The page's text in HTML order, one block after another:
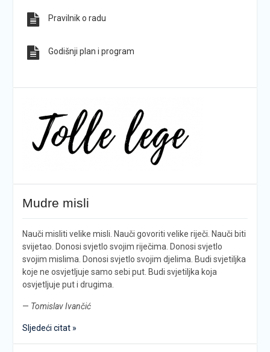
Pravilnik o radu
Godišnji plan i program
Mudre misli
Nauči misliti velike misli. Nauči govoriti velike riječi. Nauči biti
svijetao. Donosi svjetlo svojim riječima. Donosi svjetlo
svojim mislima. Donosi svjetlo svojim djelima. Budi svjetiljka
koje ne osvjetljuje samo sebi put. Budi svjetiljka koja
osvjetljuje put i drugima.
— Tomislav Ivančić
Sljedeći citat »